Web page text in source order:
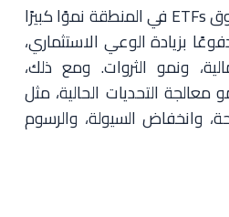
من المتوقع أن يشهد سوق ETFs في المنطقة نموًا كبيرًا
بزيادة الوعي الاستثماري،
ونمو الثروات. ومع ذلك،
التحديات الحالية، مثل
وانخفاض السيولة، والرسوم